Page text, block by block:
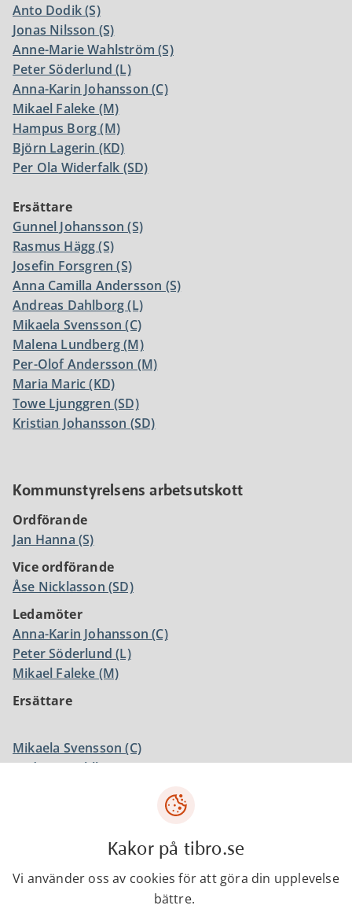
Anto Dodik (S)
Jonas Nilsson (S)
Anne-Marie Wahlström (S)
Peter Söderlund (L)
Anna-Karin Johansson (C)
Mikael Faleke (M)
Hampus Borg (M)
Björn Lagerin (KD)
Per Ola Widerfalk (SD)
Ersättare
Gunnel Johansson (S)
Rasmus Hägg (S)
Josefin Forsgren (S)
Anna Camilla Andersson (S)
Andreas Dahlborg (L)
Mikaela Svensson (C)
Malena Lundberg (M)
Per-Olof Andersson (M)
Maria Maric (KD)
Towe Ljunggren (SD)
Kristian Johansson (SD)
Kommunstyrelsens arbetsutskott
Ordförande
Jan Hanna (S)
Vice ordförande
Åse Nicklasson (SD)
Ledamöter
Anna-Karin Johansson (C)
Peter Söderlund (L)
Mikael Faleke (M)
Ersättare
Mikaela Svensson (C)
Andreas Dahlborg (L)
Kakor på tibro.se
Vi använder oss av cookies för att göra din upplevelse
bättre.